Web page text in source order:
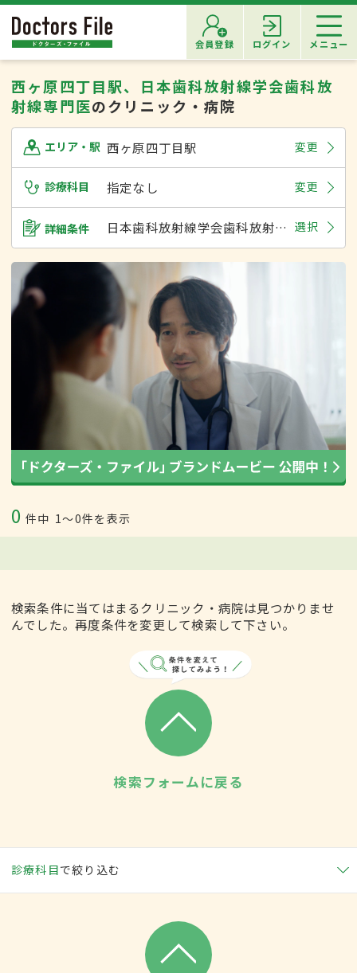
会員登録 ログイン メニュー
西ヶ原四丁目駅、日本歯科放射線学会歯科放
射線専門医のクリニック・病院
エリア・駅 西ヶ原四丁目駅 変更
診療科目 指定なし 変更
詳細条件 日本歯科放射線学会歯科放射線専門医 選択
0 件中 1〜0件を表示
検索条件に当てはまるクリニック・病院は見つかりませ
んでした。再度条件を変更して検索して下さい。
検索フォームに戻る
診療科目で絞り込む